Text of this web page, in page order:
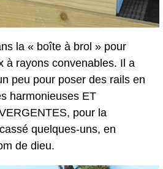
la « boîte à brol » pour
à rayons convenables. Il a
peu pour poser des rails en
harmonieuses ET
pour la
quelques-uns, en
de dieu.